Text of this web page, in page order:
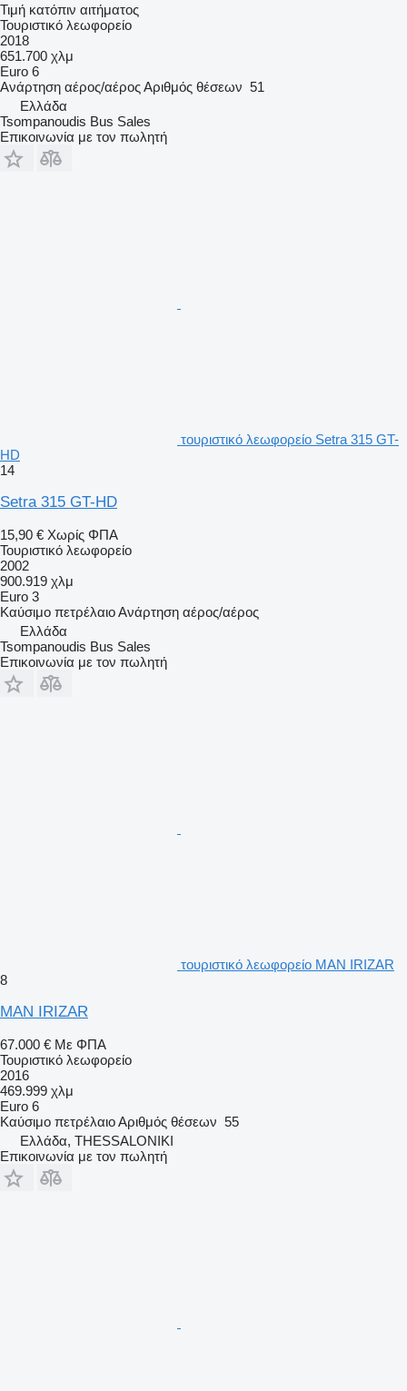
Τιμή κατόπιν αιτήματος
Τουριστικό λεωφορείο
2018
651.700 χλμ
Euro 6
Ανάρτηση αέρος/αέροςΑριθμός θέσεων 51
Ελλάδα
Tsompanoudis Bus Sales
Επικοινωνία με τον πωλητή
τουριστικό λεωφορείο Setra 315 GT-
HD
14
Setra 315 GT-HD
15,90 € Χωρίς ΦΠΑ
Τουριστικό λεωφορείο
2002
900.919 χλμ
Euro 3
Καύσιμο πετρέλαιοΑνάρτηση αέρος/αέρος
Ελλάδα
Tsompanoudis Bus Sales
Επικοινωνία με τον πωλητή
τουριστικό λεωφορείο MAN IRIZAR
8
MAN IRIZAR
67.000 € Με ΦΠΑ
Τουριστικό λεωφορείο
2016
469.999 χλμ
Euro 6
Καύσιμο πετρέλαιοΑριθμός θέσεων 55
Ελλάδα, THESSALONIKI
Επικοινωνία με τον πωλητή